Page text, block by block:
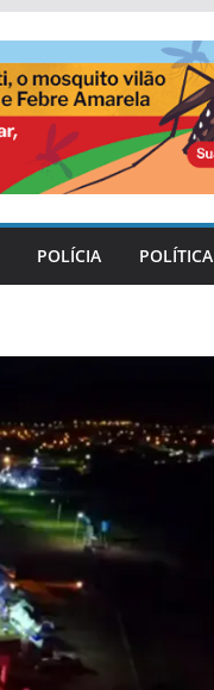
POLÍCIA POLÍTICA